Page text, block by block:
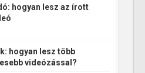
hogyan lesz az írott
hogyan lesz több
videózással?